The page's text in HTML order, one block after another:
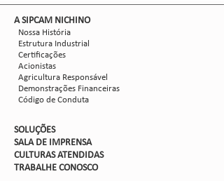
​A SIPCAM NICHINO
Nossa História
Estrutura Industrial
Certificações
Acionistas
Agricultura Responsável
Demonstrações Financeiras
Código de Conduta
SOLUÇÕES
SALA DE IMPRENSA
CULTURAS ATENDIDAS
TRABALHE CONOSCO